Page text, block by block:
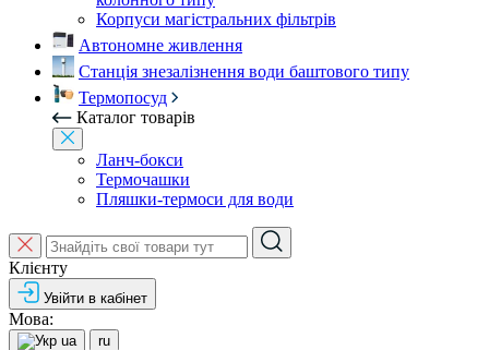
Корпуси магістральних фільтрів
Автономне живлення
Станція знезалізнення води баштового типу
Термопосуд
Каталог товарів
Ланч-бокси
Термочашки
Пляшки-термоси для води
Клієнту
Увійти в кабінет
Мова:
ua ru